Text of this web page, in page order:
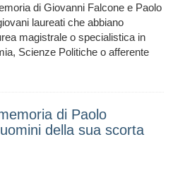
di Giovanni Falcone e Paolo
laureati che abbiano
magistrale o specialistica in
Scienze Politiche o afferente
di Paolo
della sua scorta